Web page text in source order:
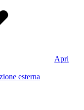
Apri
esterna